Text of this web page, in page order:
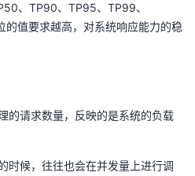
、TP90、TP95、TP99、
值要求越高，对系统响应能力的稳
的请求数量，反映的是系统的负载
时候，往往也会在并发量上进行调